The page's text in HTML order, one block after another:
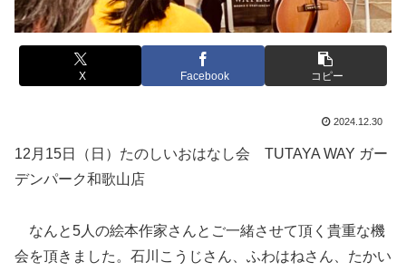
X Facebook コピー
2024.12.30
12月15日（日）たのしいおはなし会 TUTAYA WAY ガー
デンパーク和歌山店
なんと5人の絵本作家さんとご一緒させて頂く貴重な機
会を頂きました。石川こうじさん、ふわはねさん、たかい